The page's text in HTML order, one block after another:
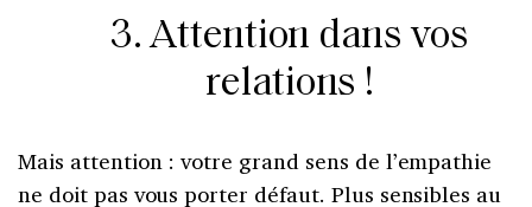
3. Attention dans vos
relations !
Mais attention : votre grand sens de l’empathie
ne doit pas vous porter défaut. Plus sensibles au